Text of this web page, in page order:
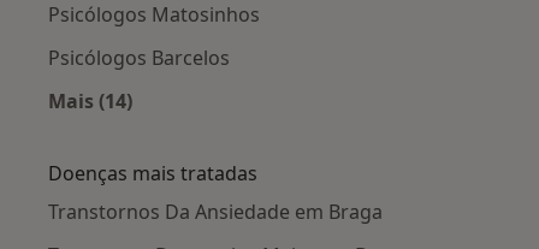
Psicólogos Matosinhos
Psicólogos Barcelos
Mais (14)
Doenças mais tratadas
Transtornos Da Ansiedade em Braga